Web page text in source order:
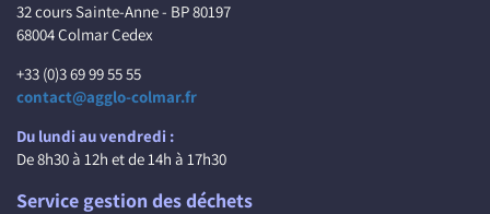
32 cours Sainte-Anne - BP 80197
68004 Colmar Cedex
+33 (0)3 69 99 55 55
contact@agglo-colmar.fr
Du lundi au vendredi :
De 8h30 à 12h et de 14h à 17h30
Service gestion des déchets